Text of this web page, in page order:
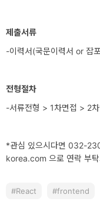
집
·
보
제출서류
-이력서(국문이력서 or 잡
전형절차
-서류전형 > 1차면접 > 2
*관심 있으시다면 032-
korea.com 으로 연락 부
React frontend